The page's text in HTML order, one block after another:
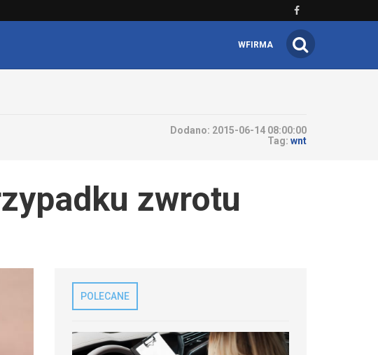
WFIRMA
Dodano: 2015-06-14 08:00:00
Tag: wnt
zwrotu
POLECANE